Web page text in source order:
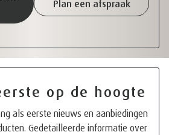
Plan een afspraak
op de hoogte
als eerste nieuws en aanbiedingen
Gedetailleerde informatie over